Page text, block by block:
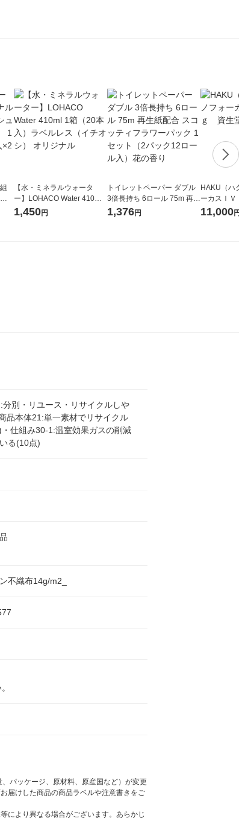
【水・ミネラルウォータ
ー】LOHACO Water 410ml
1箱（20本入）ラベルレス
1,450円
トイレットペーパー ダブル
3倍長持ち 6ロール 75m 再生
紙配合 スコッティフラワー
1,376円
HAKU（ハク
ーカスＩＶ
堂 おまけ付き
11,000円
分別・リユース・リサイクルしや
品本体21:単一素材でリサイクル
・仕組み30-1:温室効果ガスの削減
る(10点)
不織布14g/m2_
パッケージ、原材料、原産国など）が変更
届けした商品の商品ラベルや注意書きをご
により異なる場合がございます。あらかじ